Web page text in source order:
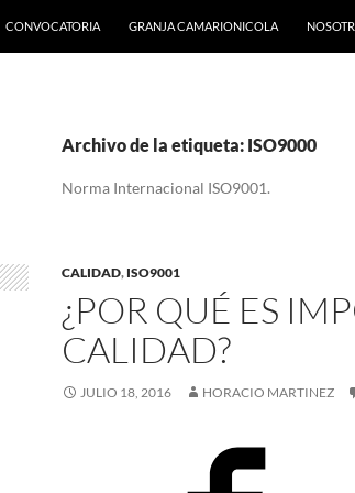
CONVOCATORIA GRANJA CAMARIONICOLA
Archivo de la etiqueta: ISO9000
Norma Internacional ISO9001.
CALIDAD, ISO9001
¿POR QUÉ ES
CALIDAD?
JULIO 18, 2016 HORACIO MARTINEZ